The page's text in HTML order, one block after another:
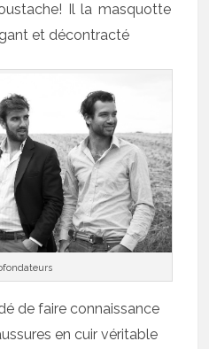
Il la masquotte
et décontracté
de faire connaissance
en cuir véritable